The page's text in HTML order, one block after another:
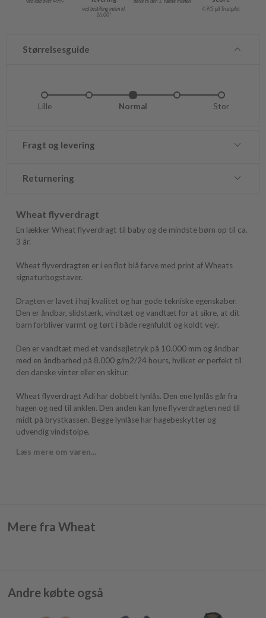
ved køb over 499,-
ved bestilling inden kl.
16.00*
betal til den 1. næste måned
4,9/5 på Trustpilot
Størrelsesguide
Lille Normal Stor
Fragt og levering
Returnering
Wheat flyverdragt
En lækker Wheat flyverdragt til baby og de mindste børn op til ca.
3 år.
Wheat flyverdragten er i en flot blå farve med print af Wheats
signaturbogstaver.
Dragten er lavet i høj kvalitet og har gode tekniske egenskaber.
Den er åndbar, slidstærk, vindtæt og vandtæt for at sikre, at dit
barn forbliver varmt og tørt i både regnfuldt og koldt vejr.
Den er vandtæt med et vandsøjletryk på 10.000 mm og åndbar
med en åndbarhed på 8.000 g/m2/24 hours, hvilket er perfekt til
den danske vinter eller en skitur.
Wheat flyverdragt Adi har dobbelt lynlås. Den ene lynlås går fra
hagen og ned til anklen. Den anden kan lyne flyverdragten ned til
midt på brystkassen. Begge lynlåse har hagebeskytter og
udvendig vindstolpe.
Læs mere om varen...
Mere fra Wheat
Andre købte også